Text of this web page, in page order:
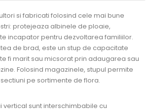
si fabricati folosind cele mai bune
protejeaza albinele de ploaie,
incapator pentru dezvoltarea familiilor.
de brad, este un stup de capacitate
fi marit sau micsorat prin adaugarea sau
Folosind magazinele, stupul permite
pe sortimente de flora.
vertical sunt interschimbabile cu